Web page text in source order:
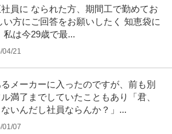
員に なられた方、期間工で勤めてお
い方にご回答をお願いしたく 知恵袋に
は今29歳で最...
04/21
メーカーに入ったのですが、前も別
満了までしていたこともあり「君、
いんだし社員ならんか？」...
01/07